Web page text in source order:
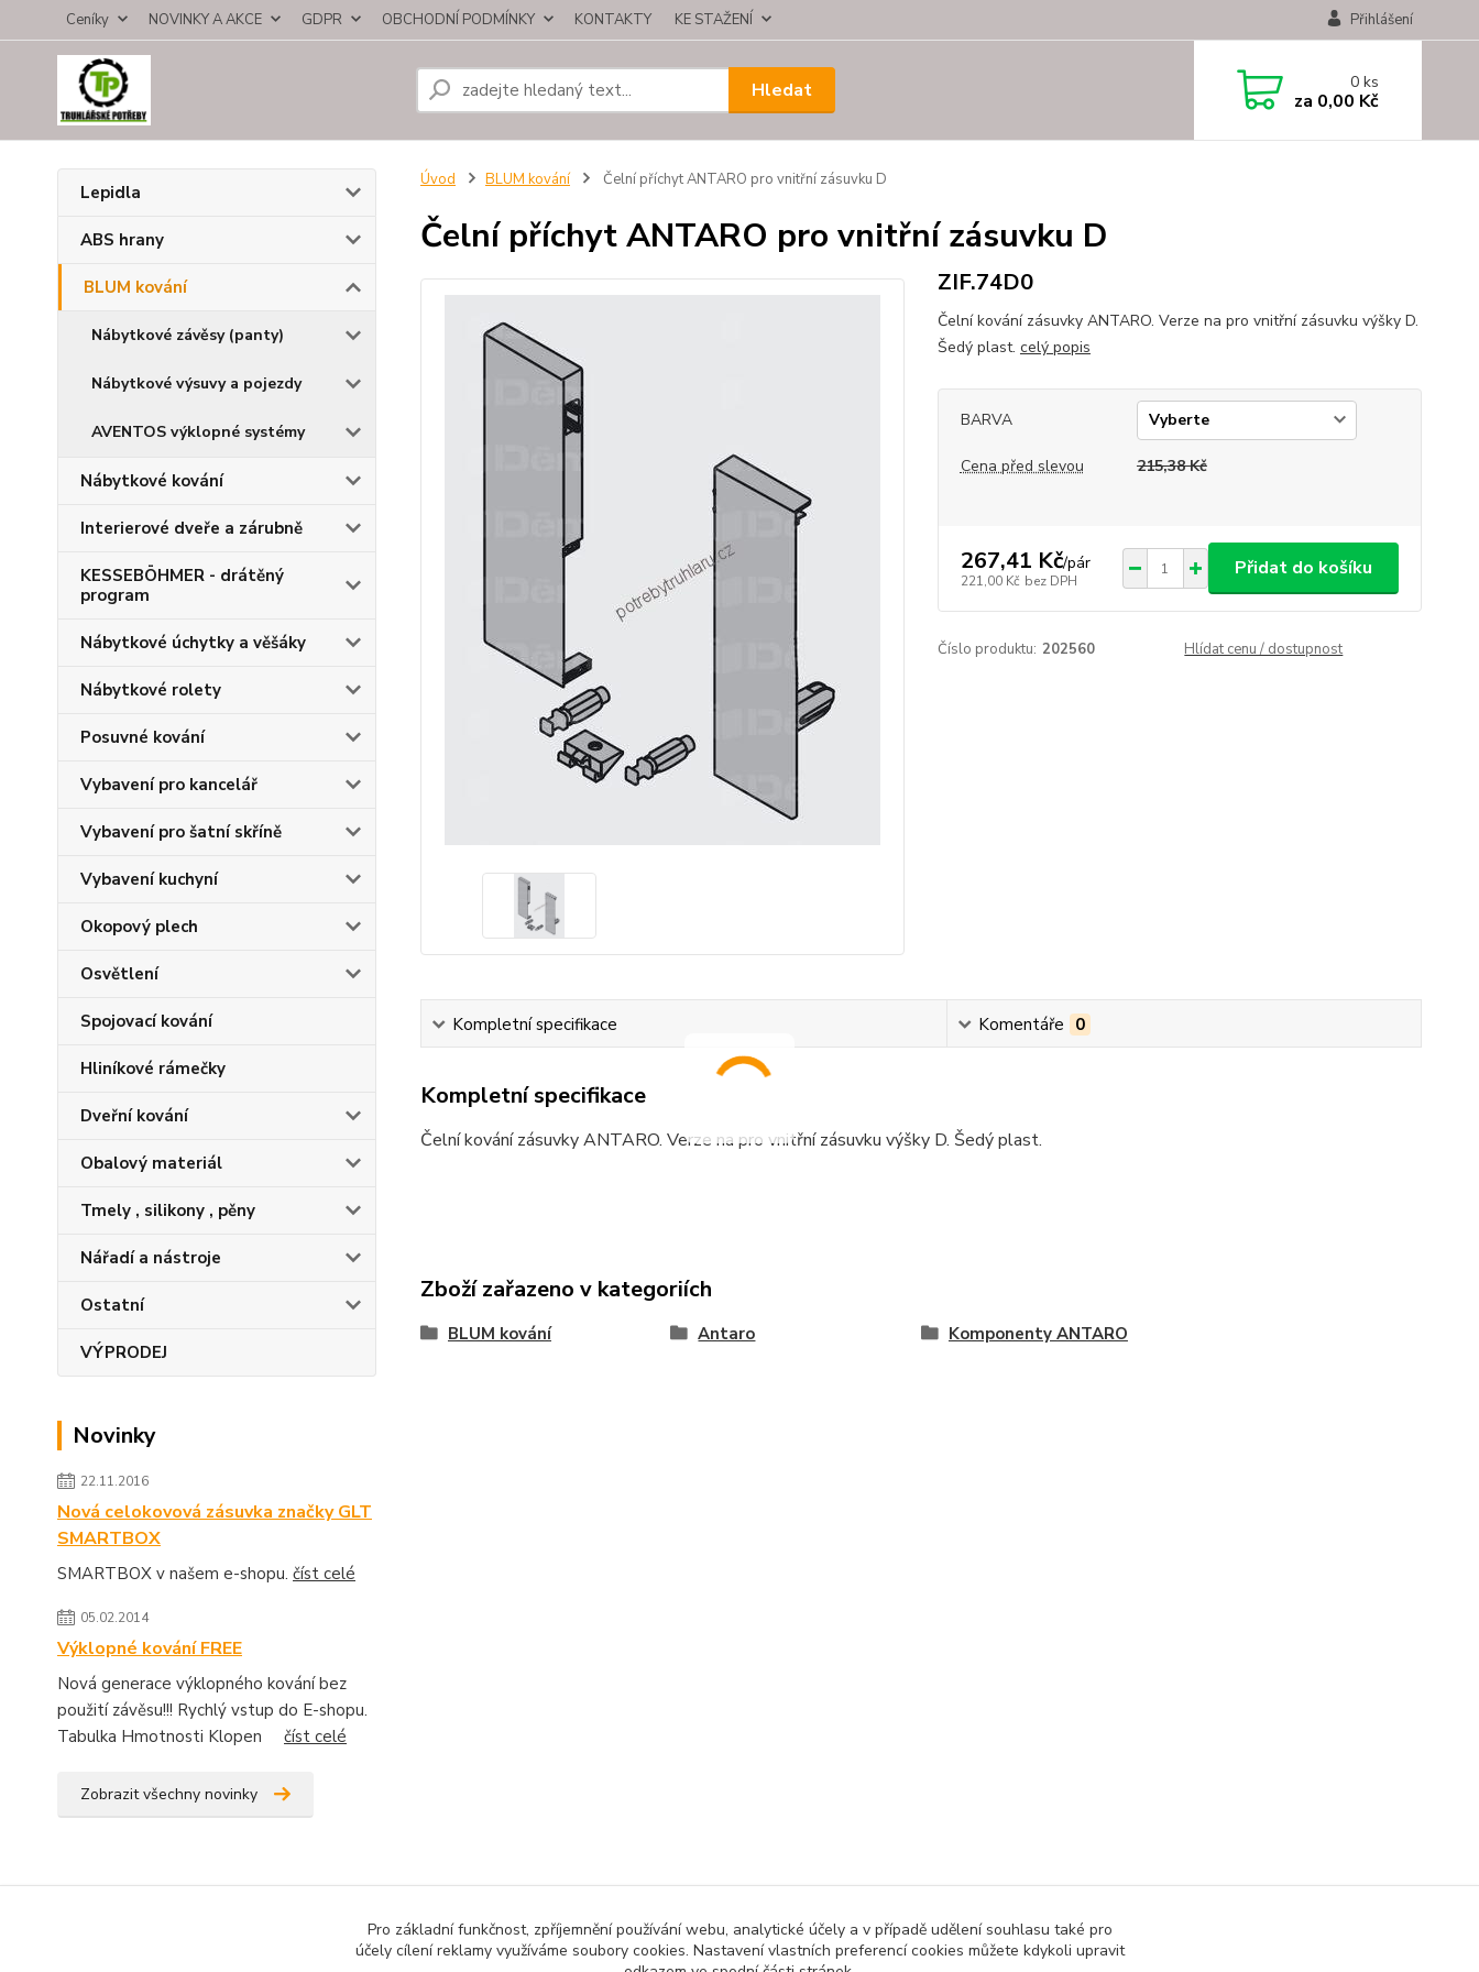
Ceníky NOVINKY A AKCE GDPR OBCHODNÍ PODMÍNKY KONTAKTY KE STAŽENÍ Přihlášení
Hledat 0ks
za 0,00 Kč
Lepidla
ABS hrany
BLUM kování
Nábytkové závěsy (panty)
Nábytkové výsuvy a pojezdy
AVENTOS výklopné systémy
Nábytkové kování
Interierové dveře a zárubně
KESSEBÖHMER - drátěný
program
Nábytkové úchytky a věšáky
Nábytkové rolety
Posuvné kování
Vybavení pro kancelář
Vybavení pro šatní skříně
Vybavení kuchyní
Okopový plech
Osvětlení
Spojovací kování
Hliníkové rámečky
Dveřní kování
Obalový materiál
Tmely , silikony , pěny
Nářadí a nástroje
Ostatní
VÝPRODEJ
Novinky
22.11.2016
Nová celokovová zásuvka značky GLT
SMARTBOX
SMARTBOX v našem e-shopu. číst celé
05.02.2014
Výklopné kování FREE
Nová generace výklopného kování bez
použití závěsu!!! Rychlý vstup do E-shopu.
Tabulka Hmotnosti Klopen číst celé
Zobrazit všechny novinky
Úvod BLUM kování Čelní příchyt ANTARO pro vnitřní zásuvku D
Čelní příchyt ANTARO pro vnitřní zásuvku D
ZIF.74D0
Čelní kování zásuvky ANTARO. Verze na pro vnitřní zásuvku výšky D.
Šedý plast. celý popis
BARVA
Cena před slevou 215,38 Kč
267,41 Kč/pár
221,00 Kč bez DPH
Přidat do košíku
Číslo produktu: 202560 Hlídat cenu / dostupnost
Kompletní specifikace Komentáře 0
Kompletní specifikace
Čelní kování zásuvky ANTARO. Verze na pro vnitřní zásuvku výšky D. Šedý plast.
Zboží zařazeno v kategoriích
BLUM kování Antaro Komponenty ANTARO
Pro základní funkčnost, zpříjemnění používání webu, analytické účely a v případě udělení souhlasu také pro
účely cílení reklamy využíváme soubory cookies. Nastavení vlastních preferencí cookies můžete kdykoli upravit